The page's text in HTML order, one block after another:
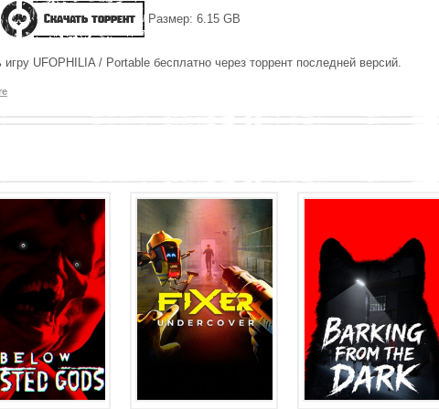
Скачать торрент Размер: 6.15 GB
UFOPHILIA / Portable бесплатно через торрент последней версий.